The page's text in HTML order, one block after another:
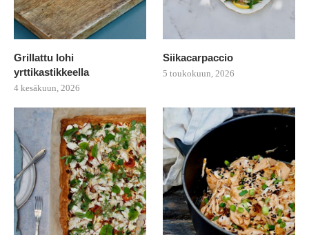
Grillattu lohi
yrttikastikkeella
4 kesäkuun, 2026
Siikacarpaccio
5 toukokuun, 2026